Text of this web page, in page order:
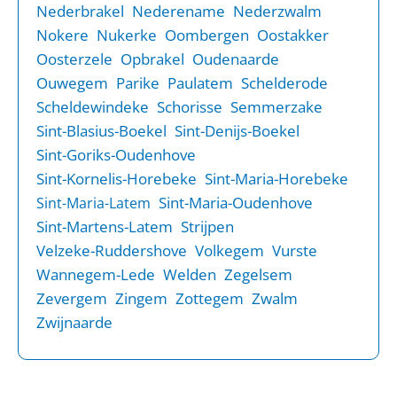
Nederbrakel Nederename Nederzwalm
Nokere Nukerke Oombergen Oostakker
Oosterzele Opbrakel Oudenaarde
Ouwegem Parike Paulatem Schelderode
Scheldewindeke Schorisse Semmerzake
Sint-Blasius-Boekel Sint-Denijs-Boekel
Sint-Goriks-Oudenhove
Sint-Kornelis-Horebeke Sint-Maria-Horebeke
Sint-Maria-Latem Sint-Maria-Oudenhove
Sint-Martens-Latem Strijpen
Velzeke-Ruddershove Volkegem Vurste
Wannegem-Lede Welden Zegelsem
Zevergem Zingem Zottegem Zwalm
Zwijnaarde